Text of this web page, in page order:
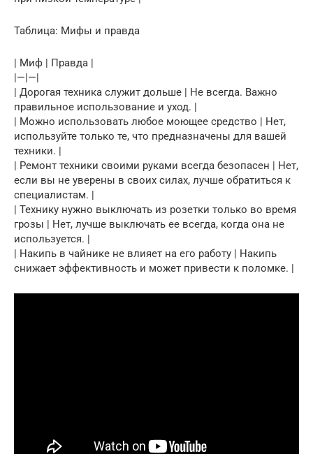
Таблица: Мифы и правда
| Миф | Правда |
|—|—|
| Дорогая техника служит дольше | Не всегда. Важно
правильное использование и уход. |
| Можно использовать любое моющее средство | Нет,
используйте только те, что предназначены для вашей
техники. |
| Ремонт техники своими руками всегда безопасен | Нет,
если вы не уверены в своих силах, лучше обратиться к
специалистам. |
| Технику нужно выключать из розетки только во время
грозы | Нет, лучше выключать ее всегда, когда она не
используется. |
| Накипь в чайнике не влияет на его работу | Накипь
снижает эффективность и может привести к поломке. |